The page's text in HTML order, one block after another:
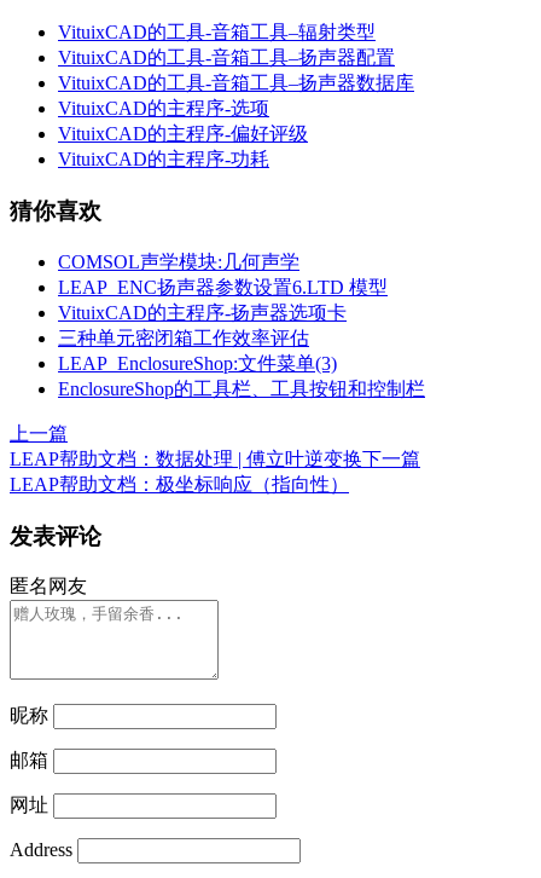
VituixCAD的工具-音箱工具–辐射类型
VituixCAD的工具-音箱工具–扬声器配置
VituixCAD的工具-音箱工具–扬声器数据库
VituixCAD的主程序-选项
VituixCAD的主程序-偏好评级
VituixCAD的主程序-功耗
猜你喜欢
COMSOL声学模块:几何声学
LEAP_ENC扬声器参数设置6.LTD 模型
VituixCAD的主程序-扬声器选项卡
三种单元密闭箱工作效率评估
LEAP_EnclosureShop:文件菜单(3)
EnclosureShop的工具栏、工具按钮和控制栏
上一篇
LEAP帮助文档：数据处理 | 傅立叶逆变换下一篇
LEAP帮助文档：极坐标响应（指向性）
发表评论
匿名网友
昵称
邮箱
网址
Address